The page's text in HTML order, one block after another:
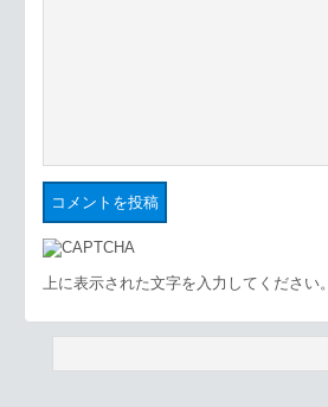
上に表示された文字を入力してください。